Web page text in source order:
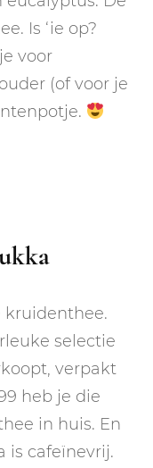
Is ‘ie op?
voor
(of voor je
kruidenthee.
selectie
verpakt
heb je die
in huis. En
is cafeïnevrij.